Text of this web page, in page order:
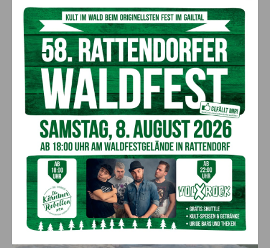
abwechslungsreich und ich darf jeden Tag genau das
machen, was ich am liebsten tue – nämlich draußen sein.
Doch die Erfahrung lehrt auch, dass man am Berg viele
Faktoren berücksichtigen muss, dafür aber mit spektakulären
Erlebnissen belohnt wird“, so Lexer. Im Familienklettergarten
am Nassfeld beispielsweise kann jeder, der sich traut, als
Highlight zum Schluss über eine zehn Meter lange Seilbrücke
gehen und von hier oben die Aussicht in vollen Zügen
genießen.